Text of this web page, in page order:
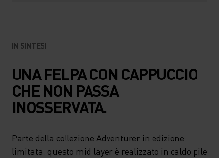
IN SINTESI
UNA FELPA CON CAPPUCCIO
CHE NON PASSA
INOSSERVATA.
Parte della collezione Adventurer in edizione
limitata, questo mid layer è realizzato in caldo pile